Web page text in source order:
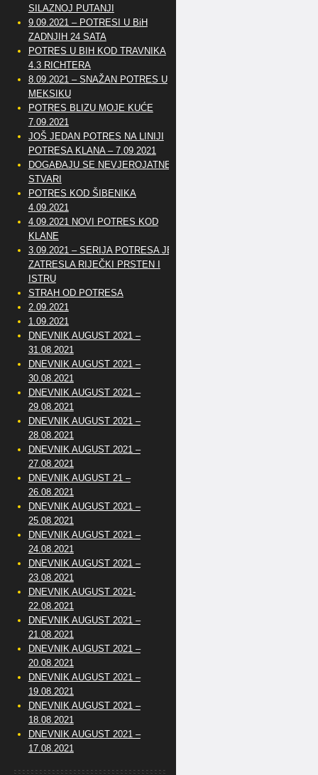
SILAZNOJ PUTANJI
9.09.2021 – POTRESI U BiH
ZADNJIH 24 SATA
POTRES U BIH KOD TRAVNIKA
4.3 RICHTERA
8.09.2021 – SNAŽAN POTRES U
MEKSIKU
POTRES BLIZU MOJE KUĆE
7.09.2021
JOŠ JEDAN POTRES NA LINIJI
POTRESA KLANA – 7.09.2021
DOGAĐAJU SE NEVJEROJATNE
STVARI
POTRES KOD ŠIBENIKA
4.09.2021
4.09.2021 NOVI POTRES KOD
KLANE
3.09.2021 – SERIJA POTRESA JE
ZATRESLA RIJEČKI PRSTEN I
ISTRU
STRAH OD POTRESA
2.09.2021
1.09.2021
DNEVNIK AUGUST 2021 –
31.08.2021
DNEVNIK AUGUST 2021 –
30.08.2021
DNEVNIK AUGUST 2021 –
29.08.2021
DNEVNIK AUGUST 2021 –
28.08.2021
DNEVNIK AUGUST 2021 –
27.08.2021
DNEVNIK AUGUST 21 –
26.08.2021
DNEVNIK AUGUST 2021 –
25.08.2021
DNEVNIK AUGUST 2021 –
24.08.2021
DNEVNIK AUGUST 2021 –
23.08.2021
DNEVNIK AUGUST 2021-
22.08.2021
DNEVNIK AUGUST 2021 –
21.08.2021
DNEVNIK AUGUST 2021 –
20.08.2021
DNEVNIK AUGUST 2021 –
19.08.2021
DNEVNIK AUGUST 2021 –
18.08.2021
DNEVNIK AUGUST 2021 –
17.08.2021